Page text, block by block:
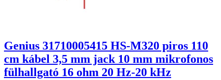
Genius 31710005415 HS-M320 piros 110
cm kábel 3,5 mm jack 10 mm mikrofonos
fülhallgató 16 ohm 20 Hz-20 kHz